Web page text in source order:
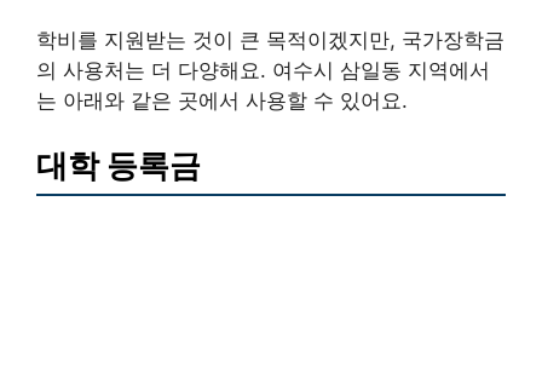
학비를 지원받는 것이 큰 목적이겠지만, 국가장학금
의 사용처는 더 다양해요. 여수시 삼일동 지역에서
는 아래와 같은 곳에서 사용할 수 있어요.
대학 등록금